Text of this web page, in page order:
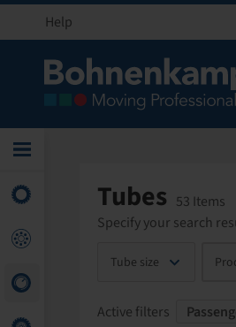
Help
Tubes 53 Items
Specify your search
Tube size
Active filters